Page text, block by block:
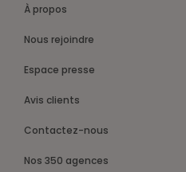
À propos
Nous rejoindre
Espace presse
Avis clients
Contactez-nous
Nos 350 agences